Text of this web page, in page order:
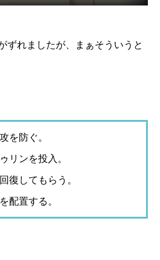
ずれましたが、まぁそういうと
を防ぐ。
リンを投入。
復してもらう。
配置する。